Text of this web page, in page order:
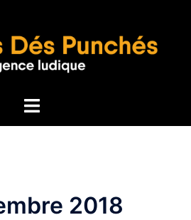
Ouvrir/fermer
2018